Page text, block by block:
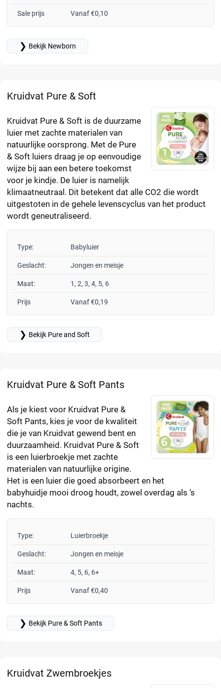
Sale prijs Vanaf €0,10
❯ Bekijk Newborn
Kruidvat Pure & Soft
Kruidvat Pure & Soft is de duurzame
luier met zachte materialen van
natuurlijke oorsprong. Met de Pure
& Soft luiers draag je op eenvoudige
wijze bij aan een betere toekomst
voor je kindje. De luier is namelijk
klimaatneutraal. Dit betekent dat alle CO2 die wordt
uitgestoten in de gehele levenscyclus van het product
wordt geneutraliseerd.
Type: Babyluier
Geslacht: Jongen en meisje
Maat: 1, 2, 3, 4, 5, 6
Prijs Vanaf €0,19
❯ Bekijk Pure and Soft
Kruidvat Pure & Soft Pants
Als je kiest voor Kruidvat Pure &
Soft Pants, kies je voor de kwaliteit
die je van Kruidvat gewend bent en
duurzaamheid. Kruidvat Pure & Soft
is een luierbroekje met zachte
materialen van natuurlijke origine.
Het is een luier die goed absorbeert en het
babyhuidje mooi droog houdt, zowel overdag als ‘s
nachts.
Type: Luierbroekje
Geslacht: Jongen en meisje
Maat: 4, 5, 6, 6+
Prijs Vanaf €0,40
❯ Bekijk Pure & Soft Pants
Kruidvat Zwembroekjes